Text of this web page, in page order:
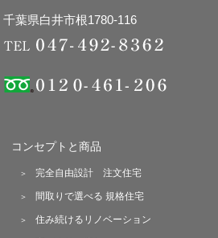
千葉県白井市根1780-116
コンセプトと商品
完全自由設計 注文住宅
間取りで選べる 規格住宅
住み続けるリノベーション